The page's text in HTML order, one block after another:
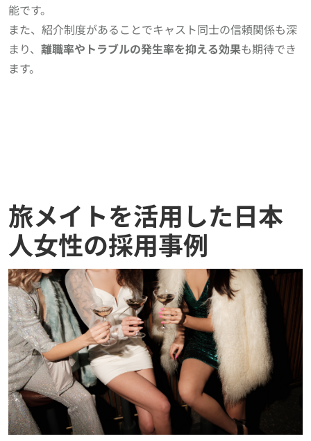
能です。
また、紹介制度があることでキャスト同士の信頼関係も深
まり、 離職率やトラブルの発生率を抑える効果も期待でき
ます。
旅メイトを活用した日本
人女性の採用事例